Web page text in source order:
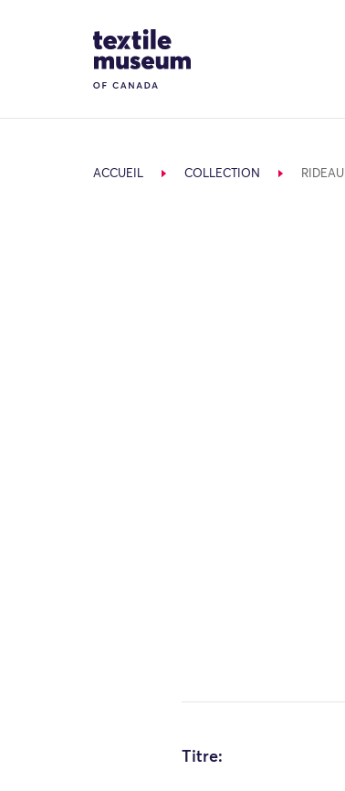
Site Logo
ACCUEIL COLLECTION RIDEAU
Titre: